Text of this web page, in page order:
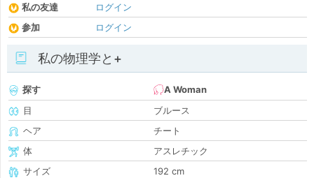
私の友達
ログイン
参加
ログイン
私の物理学と+
探す
A Woman
目
ブルース
ヘア
チート
体
アスレチック
サイズ
192 cm